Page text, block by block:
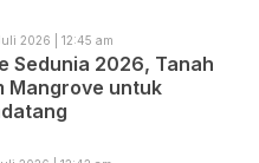
2026 | 12:45 am
Sedunia 2026, Tanah
Mangrove untuk